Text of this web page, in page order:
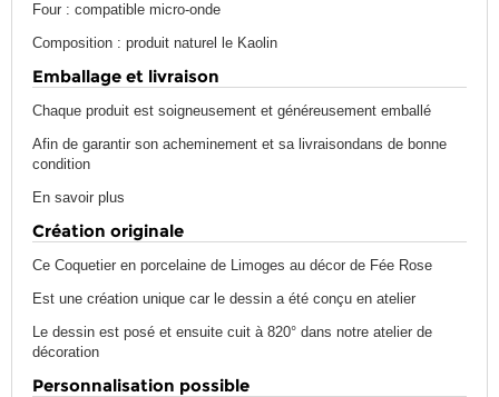
Four : compatible micro-onde
Composition : produit naturel le Kaolin
Emballage et livraison
Chaque produit est soigneusement et généreusement emballé
Afin de garantir son acheminement et sa livraisondans de bonne
condition
En savoir plus
Création originale
Ce Coquetier en porcelaine de Limoges au décor de Fée Rose
Est une création unique car le dessin a été conçu en atelier
Le dessin est posé et ensuite cuit à 820° dans notre atelier de
décoration
Personnalisation possible